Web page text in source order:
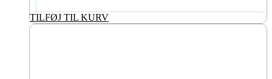
TILFØJ TIL KURV